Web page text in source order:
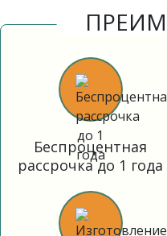
Беспроцентная
рассрочка до 1 года